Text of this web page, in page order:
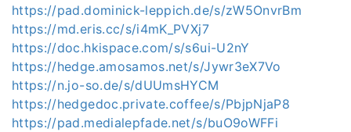
https://pad.dominick-leppich.de/s/zW5OnvrBm
https://md.eris.cc/s/i4mK_PVXj7
https://doc.hkispace.com/s/s6ui-U2nY
https://hedge.amosamos.net/s/Jywr3eX7Vo
https://n.jo-so.de/s/dUUmsHYCM
https://hedgedoc.private.coffee/s/PbjpNjaP8
https://pad.medialepfade.net/s/buO9oWFFi